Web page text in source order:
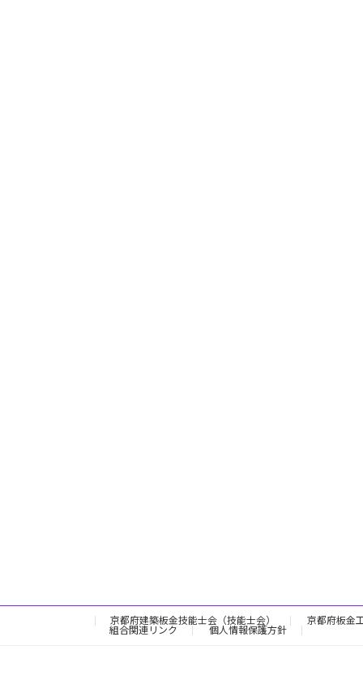
京都府建築板金技能士会（技能士会）
京都府板金
組合関連リンク
個人情報保護方針